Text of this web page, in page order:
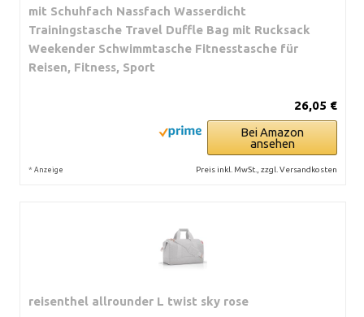
mit Schuhfach Nassfach Wasserdicht
Trainingstasche Travel Duffle Bag mit Rucksack
Weekender Schwimmtasche Fitnesstasche für
Reisen, Fitness, Sport
26,05 €
Bei Amazon
ansehen
* Anzeige Preis inkl. MwSt., zzgl. Versandkosten
reisenthel allrounder L twist sky rose